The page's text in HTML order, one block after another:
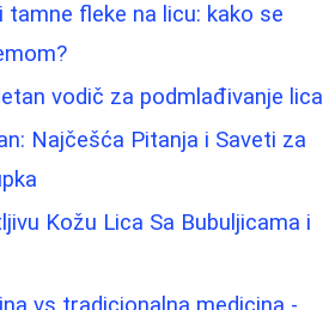
tamne fleke na licu: kako se
vodič za podmlađivanje lica
Najčešća Pitanja i Saveti za
Kožu Lica Sa Bubuljicama i